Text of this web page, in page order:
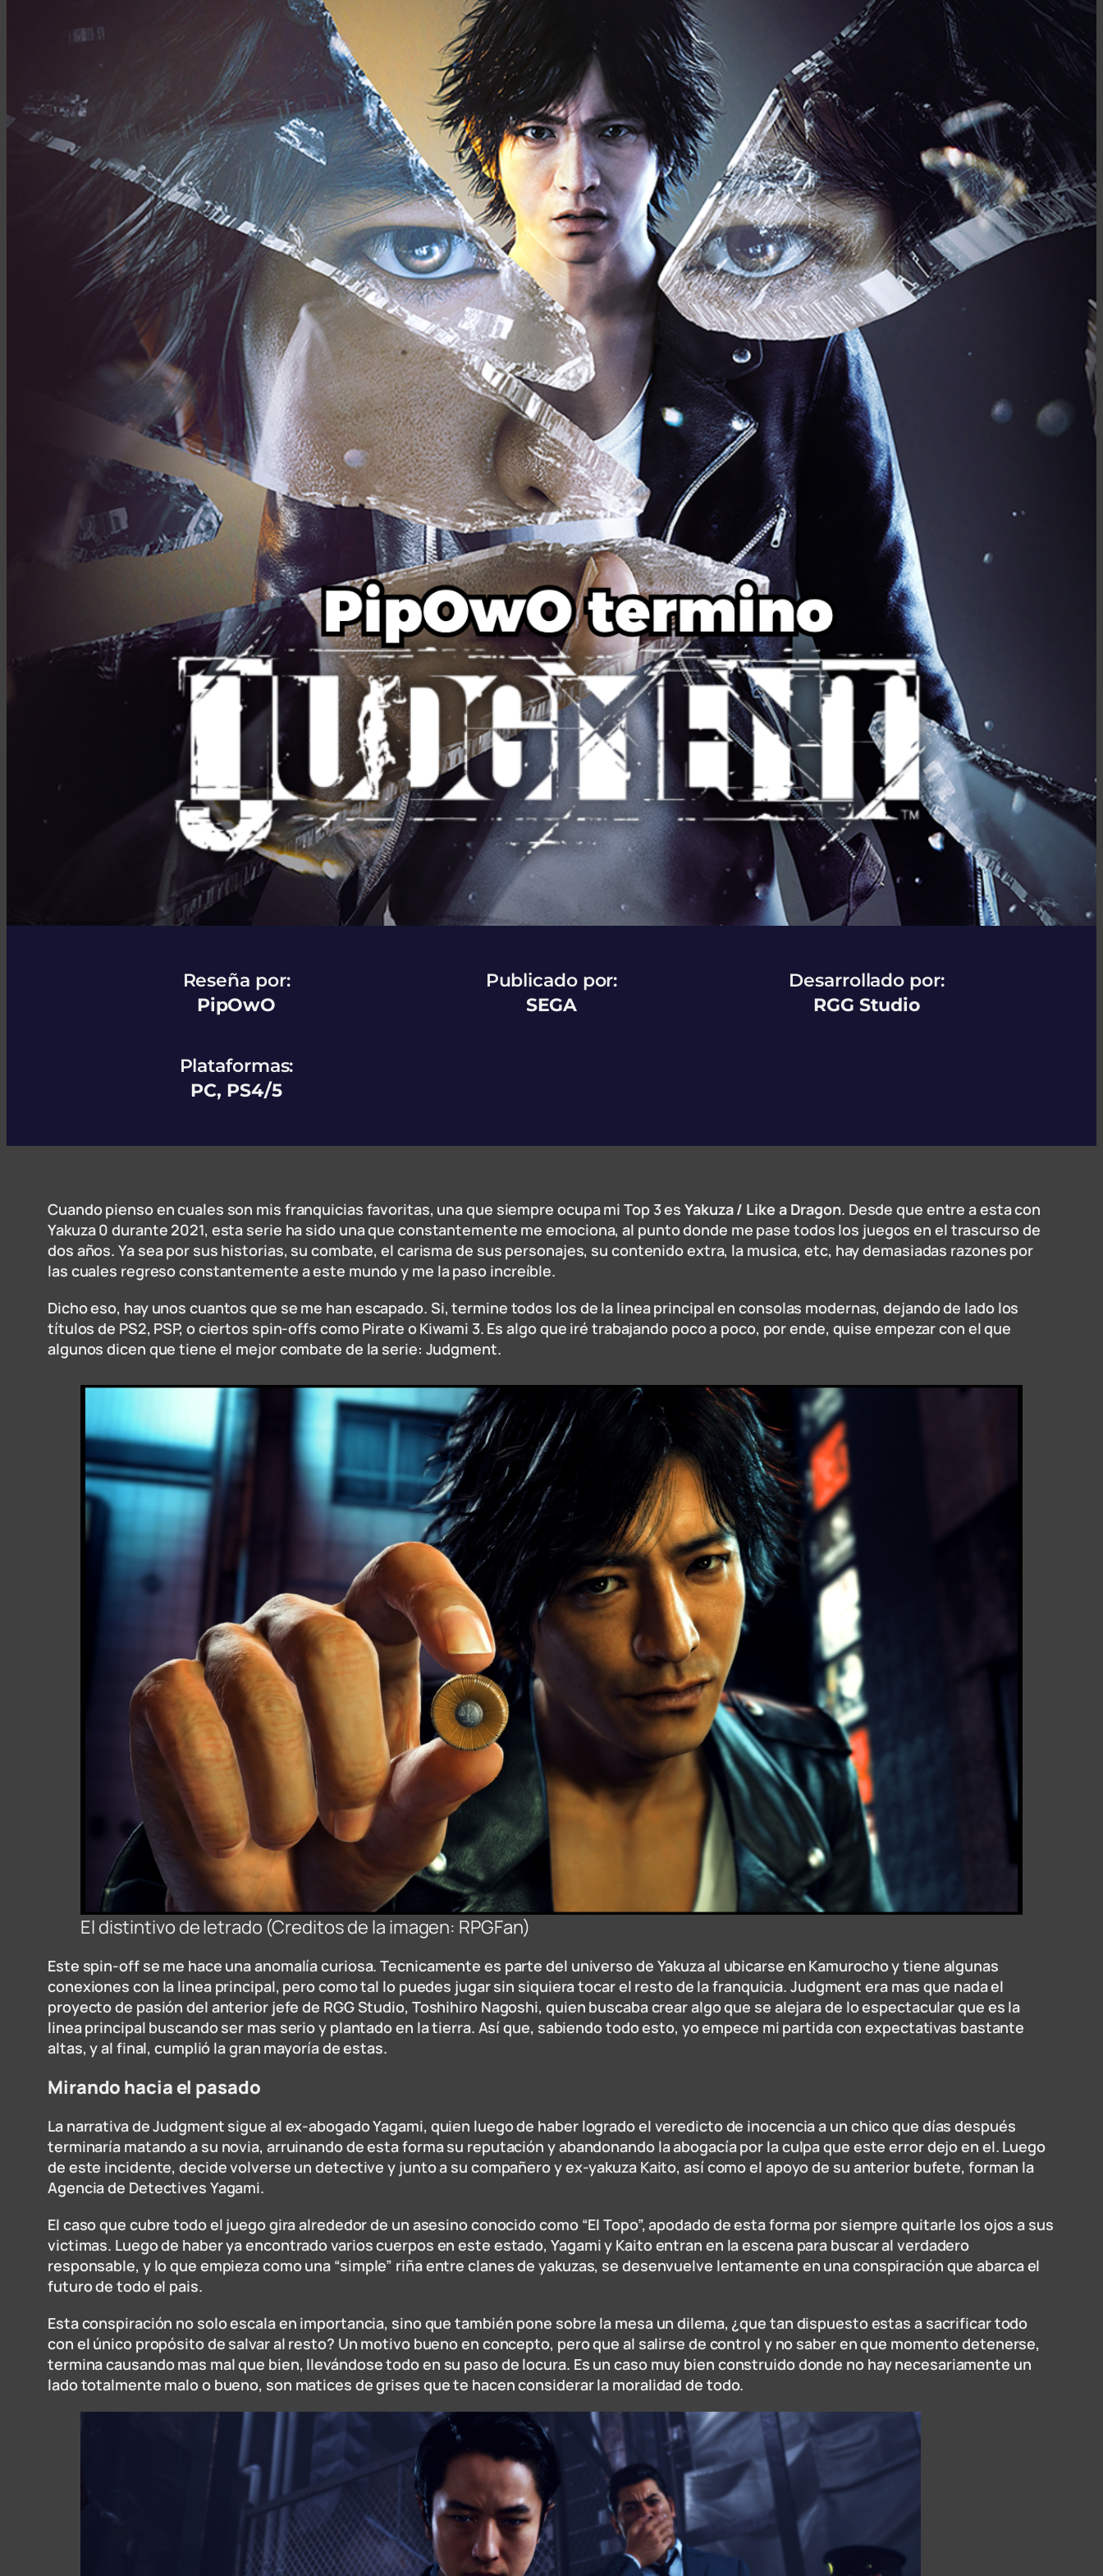
Reseña por:
PipOwO
Publicado por:
SEGA
Desarrollado por:
RGG Studio
Plataformas:
PC, PS4/5
Cuando pienso en cuales son mis franquicias favoritas, una que siempre ocupa mi Top 3 esYakuza / Like a Dragon. Desde que entre a esta con
Yakuza 0 durante 2021, esta serie ha sido una que constantemente me emociona, al punto donde me pase todos los juegos en el trascurso de
dos años. Ya sea por sus historias, su combate, el carisma de sus personajes, su contenido extra, la musica, etc, hay demasiadas razones por
las cuales regreso constantemente a este mundo y me la paso increíble.
Dicho eso, hay unos cuantos que se me han escapado. Si, termine todos los de la linea principal en consolas modernas, dejando de lado los
títulos de PS2, PSP, o ciertos spin-offs como Pirate o Kiwami 3. Es algo que iré trabajando poco a poco, por ende, quise empezar con el que
algunos dicen que tiene el mejor combate de la serie: Judgment.
El distintivo de letrado (Creditos de la imagen: RPGFan)
Este spin-off se me hace una anomalía curiosa. Tecnicamente es parte del universo de Yakuza al ubicarse en Kamurocho y tiene algunas
conexiones con la linea principal, pero como tal lo puedes jugar sin siquiera tocar el resto de la franquicia. Judgment era mas que nada el
proyecto de pasión del anterior jefe de RGG Studio, Toshihiro Nagoshi, quien buscaba crear algo que se alejara de lo espectacular que es la
linea principal buscando ser mas serio y plantado en la tierra. Así que, sabiendo todo esto, yo empece mi partida con expectativas bastante
altas, y al final, cumplió la gran mayoría de estas.
Mirando hacia el pasado
La narrativa de Judgment sigue al ex-abogado Yagami, quien luego de haber logrado el veredicto de inocencia a un chico que días después
terminaría matando a su novia, arruinando de esta forma su reputación y abandonando la abogacía por la culpa que este error dejo en el. Luego
de este incidente, decide volverse un detective y junto a su compañero y ex-yakuza Kaito, así como el apoyo de su anterior bufete, forman la
Agencia de Detectives Yagami.
El caso que cubre todo el juego gira alrededor de un asesino conocido como “El Topo”, apodado de esta forma por siempre quitarle los ojos a sus
victimas. Luego de haber ya encontrado varios cuerpos en este estado, Yagami y Kaito entran en la escena para buscar al verdadero
responsable, y lo que empieza como una “simple” riña entre clanes de yakuzas, se desenvuelve lentamente en una conspiración que abarca el
futuro de todo el pais.
Esta conspiración no solo escala en importancia, sino que también pone sobre la mesa un dilema, ¿que tan dispuesto estas a sacrificar todo
con el único propósito de salvar al resto? Un motivo bueno en concepto, pero que al salirse de control y no saber en que momento detenerse,
termina causando mas mal que bien, llevándose todo en su paso de locura. Es un caso muy bien construido donde no hay necesariamente un
lado totalmente malo o bueno, son matices de grises que te hacen considerar la moralidad de todo.